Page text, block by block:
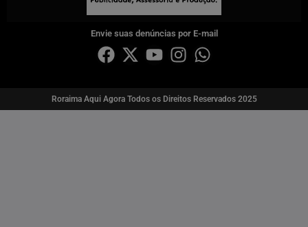
Envie suas denúncias por E-mail
Roraima Aqui Agora Todos os Direitos Reservados 2025